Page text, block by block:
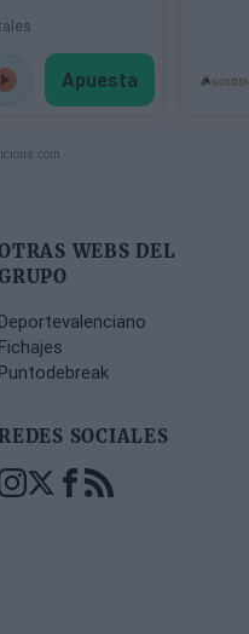
Apuesta
WEBS DEL
Deportevalenciano
Fichajes
Puntodebreak
SOCIALES